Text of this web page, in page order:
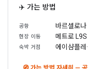
✈️ 가는 방법
공항 바르셀로
현장 이동 메트로
숙박 거점 에이샴플레